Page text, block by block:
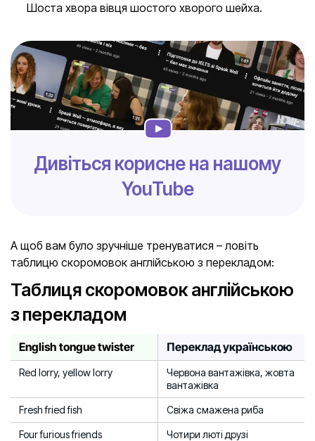
Шоста хвора вівця шостого хворого шейха.
Дивіться корисне на нашому
YouTube
А щоб вам було зручніше тренуватися – ловіть
таблицю скоромовок англійською з перекладом:
Таблиця скоромовок англійською
з перекладом
English tongue twister Переклад українською
Red lorry, yellow lorry
Червона вантажівка, жовта
вантажівка
Fresh fried fish Свіжа смажена риба
Four furious friends Чотири люті друзі